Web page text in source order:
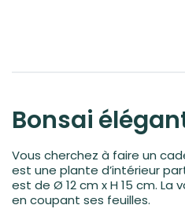
Bonsai
Vous cherchez à faire un
est une plante d’intérieur
est de Ø 12 cm x H 15 cm.
en coupant ses feuilles.